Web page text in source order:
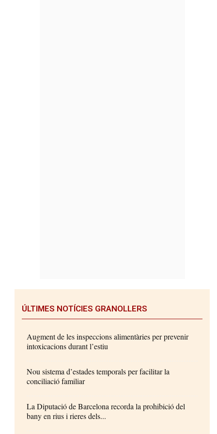
ÚLTIMES NOTÍCIES GRANOLLERS
Augment de les inspeccions alimentàries per prevenir
intoxicacions durant l’estiu
Nou sistema d’estades temporals per facilitar la
conciliació familiar
La Diputació de Barcelona recorda la prohibició del
bany en rius i rieres dels...